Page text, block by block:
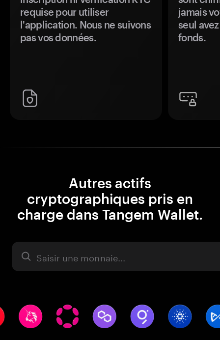
requise pour utiliser
l'application. Nous ne suivons
pas vos données.
jamais
seul
fonds.
Autres actifs
cryptographiques pris en
charge dans Tangem Wallet.
Actifs